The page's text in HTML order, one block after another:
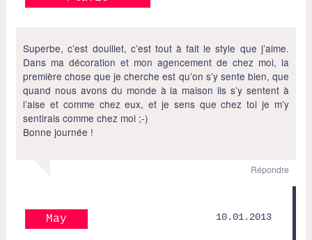
Superbe, c’est douillet, c’est tout à fait le style que j’aime.
Dans ma décoration et mon agencement de chez moi, la
première chose que je cherche est qu’on s’y sente bien, que
quand nous avons du monde à la maison ils s’y sentent à
l’aise et comme chez eux, et je sens que chez toi je m’y
sentirais comme chez moi ;-)
Bonne journée !
Répondre
May 10.01.2013